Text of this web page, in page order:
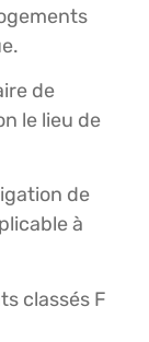
de
le lieu de
de
à
classés F